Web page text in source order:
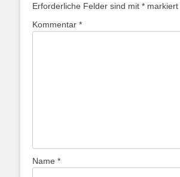
Erforderliche Felder sind mit * markiert
Kommentar *
Name *